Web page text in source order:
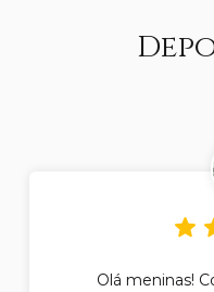
Olá meninas!